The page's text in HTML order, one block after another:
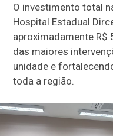
O investimento total
Hospital Estadual
aproximadamente R$
das maiores
unidade e
toda a região.